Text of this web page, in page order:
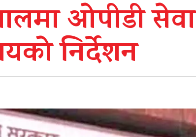
ओपीडी सेवा
निर्देशन